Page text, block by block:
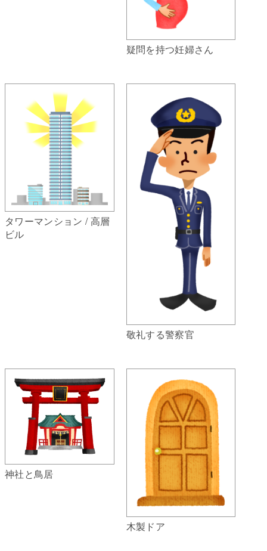
疑問を持つ妊婦さん
タワーマンション / 高層
ビル
敬礼する警察官
神社と鳥居
木製ドア